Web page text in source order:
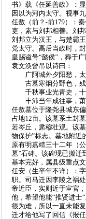
书》载《任延善政》：
因以为河内太守。视事九
任敖（前？-前179）：
吏，素与刘邦相善。刘
刘邦立为汉王，与楚霸
党太守。高后当政时，
皇赐谥号“懿侯”，葬于
袁文涣曾吊以诗曰：
广阿城外夕阳愁，太
古墓寒烟分野色，残
千秋事业光青史，十
丰沛当年成往事，萧
任敖墓位于隆尧县城东
占地12亩。该墓系土封
若岑丘，肃穆壮观。该
物保护”标志。墓地附近
原有明嘉靖三十二年（
墓”石碑。该碑现已搬迁
基本完好，属县级重点文
任安（生卒年不详）：
职。司马迁因李陵之祸
帝近臣，实则近于宦官
他，希望他能“推贤进士
很为难，所以一直未能
迁才给他写了回信《报